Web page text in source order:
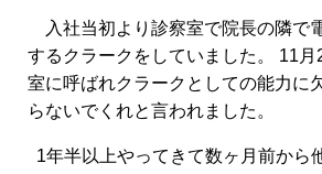
入社当初より診察室で院長の隣で
するクラークをしていました。 11
室に呼ばれクラークとしての能力に
らないでくれと言われました。
1年半以上やってきて数ヶ月前から